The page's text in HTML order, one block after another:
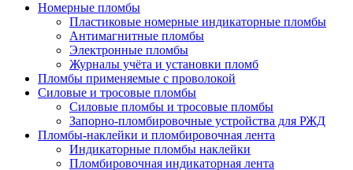
Номерные пломбы
Пластиковые номерные индикаторные пломбы
Антимагнитные пломбы
Электронные пломбы
Журналы учёта и установки пломб
Пломбы применяемые с проволокой
Силовые и тросовые пломбы
Силовые пломбы и тросовые пломбы
Запорно-пломбировочные устройства для РЖД
Пломбы-наклейки и пломбировочная лента
Индикаторные пломбы наклейки
Пломбировочная индикаторная лента